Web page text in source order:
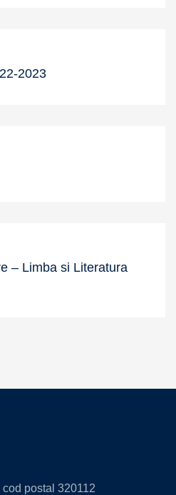
2023
– Limba si Literatura
cod postal 320112